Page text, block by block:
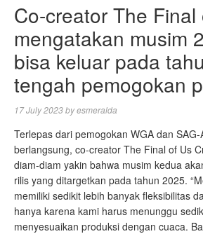
Co-creator The Final
mengatakan musim
bisa keluar pada
tengah pemogokan
17 July 2023byesmeralda
Terlepas dari pemogokan WGA dan
berlangsung, co-creator The Final of Us
diam-diam yakin bahwa musim kedua
rilis yang ditargetkan pada tahun 2025.
memiliki sedikit lebih banyak fleksibilitas
hanya karena kami harus menunggu
menyesuaikan produksi dengan cuaca.